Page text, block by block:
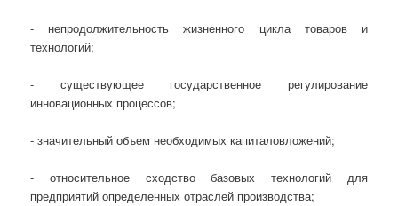
- непродолжительность жизненного цикла товаров и
технологий;
- существующее государственное регулирование
инновационных процессов;
- значительный объем необходимых капиталовложений;
- относительное сходство базовых технологий для
предприятий определенных отраслей производства;